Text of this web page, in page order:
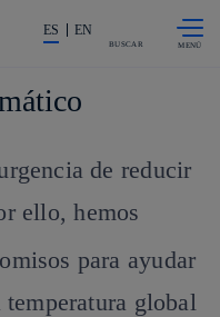
acción en accionistas e
ES EN
BUSCAR
de reducir
ello, hemos
para ayudar
global